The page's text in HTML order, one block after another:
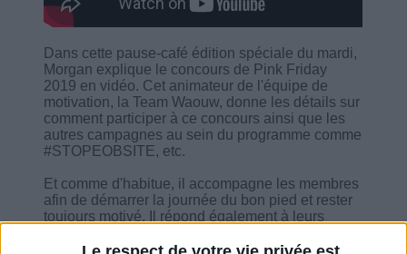
Dans cette pause-café édition spéciale du mardi,
Morgan explique le concours de Pink Friday
2019 en vidéo. Cet animateur de l'équipe de
motivation, la Team Waouw, donne les détails sur
comment participer à ce concours ainsi que les
autres campagnes au sein du programme comme
#STOPEOBSITE, etc.
Et comme d'habitue, il accompagne les membres
afin de démarrer la journée du bon pied et rester
toujours motivé. Il répond également à leurs
perte de poids.